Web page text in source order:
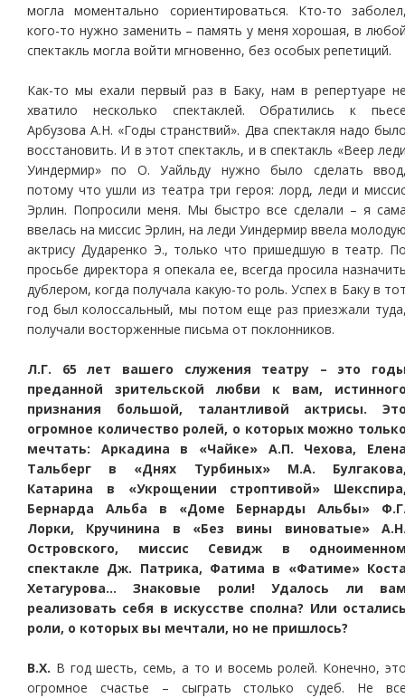
могла моментально сориентироваться. Кто-то
кого-то нужно заменить – память у меня хорошая, в
спектакль могла войти мгновенно, без особых репетиций.
Как-то мы ехали первый раз в Баку, нам в репертуаре
хватило несколько спектаклей. Обратились к
Арбузова А.Н. «Годы странствий». Два спектакля надо
восстановить. И в этот спектакль, и в спектакль «Веер
Уиндермир» по О. Уайльду нужно было сделать
потому что ушли из театра три героя: лорд, леди и
Эрлин. Попросили меня. Мы быстро все сделали – я
ввелась на миссис Эрлин, на леди Уиндермир ввела
актрису Дударенко Э., только что пришедшую в театр.
просьбе директора я опекала ее, всегда просила
дублером, когда получала какую-то роль. Успех в Баку в
год был колоссальный, мы потом еще раз приезжали
получали восторженные письма от поклонников.
Л.Г. 65 лет вашего служения театру – это
преданной зрительской любви к вам,
признания большой, талантливой актрисы.
огромное количество ролей, о которых можно
мечтать: Аркадина в «Чайке» А.П. Чехова,
Тальберг в «Днях Турбиных» М.А.
Катарина в «Укрощении строптивой»
Бернарда Альба в «Доме Бернарды Альбы»
Лорки, Кручинина в «Без вины виноватые»
Островского, миссис Севидж в
спектакле Дж. Патрика, Фатима в «Фатиме»
Хетагурова… Знаковые роли! Удалось ли
реализовать себя в искусстве сполна? Или
роли, о которых вы мечтали, но не пришлось?
В.Х. В год шесть, семь, а то и восемь ролей. Конечно,
огромное счастье – сыграть столько судеб. Не